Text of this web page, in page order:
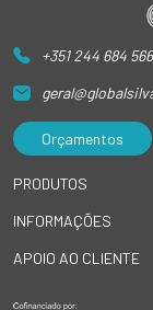
+351 244 684
Orçamentos
PRODUTOS
INFORMAÇÕES
APOIO AO CLIENTE